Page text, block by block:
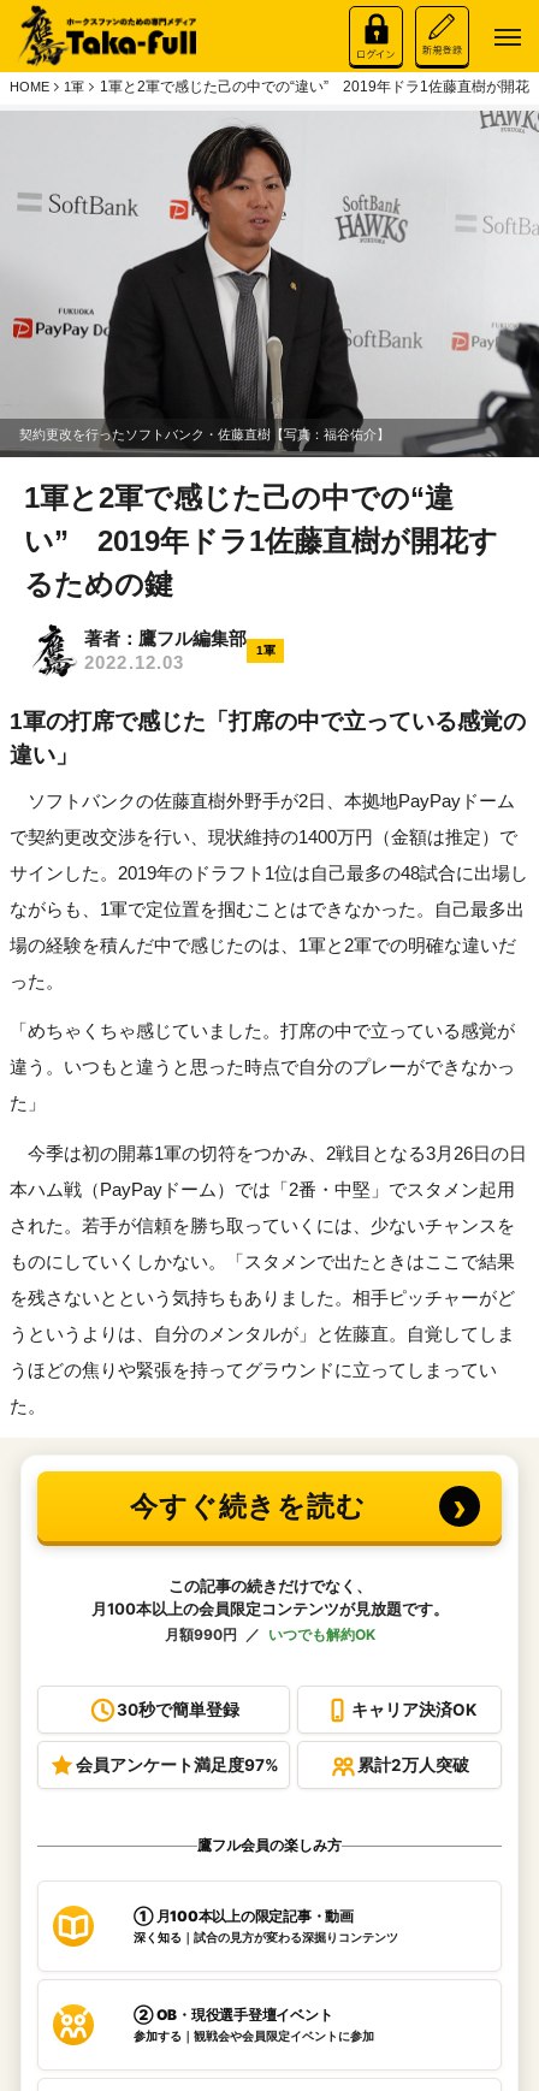
HOME 1軍 1軍と2軍で感じた己の中での“違い” 2019年ドラ1佐藤直樹が開花
契約更改を行ったソフトバンク・佐藤直樹【写真：福谷佑介】
1軍と2軍で感じた己の中での“違
い” 2019年ドラ1佐藤直樹が開花す
るための鍵
著者：鷹フル編集部
2022.12.03
1軍
1軍の打席で感じた「打席の中で立っている感覚の
違い」
ソフトバンクの佐藤直樹外野手が2日、本拠地PayPayドーム
で契約更改交渉を行い、現状維持の1400万円（金額は推定）で
サインした。2019年のドラフト1位は自己最多の48試合に出場し
ながらも、1軍で定位置を掴むことはできなかった。自己最多出
場の経験を積んだ中で感じたのは、1軍と2軍での明確な違いだ
った。
「めちゃくちゃ感じていました。打席の中で立っている感覚が
違う。いつもと違うと思った時点で自分のプレーができなかっ
た」
今季は初の開幕1軍の切符をつかみ、2戦目となる3月26日の日
本ハム戦（PayPayドーム）では「2番・中堅」でスタメン起用
された。若手が信頼を勝ち取っていくには、少ないチャンスを
ものにしていくしかない。「スタメンで出たときはここで結果
を残さないとという気持ちもありました。相手ピッチャーがど
うというよりは、自分のメンタルが」と佐藤直。自覚してしま
うほどの焦りや緊張を持ってグラウンドに立ってしまってい
た。